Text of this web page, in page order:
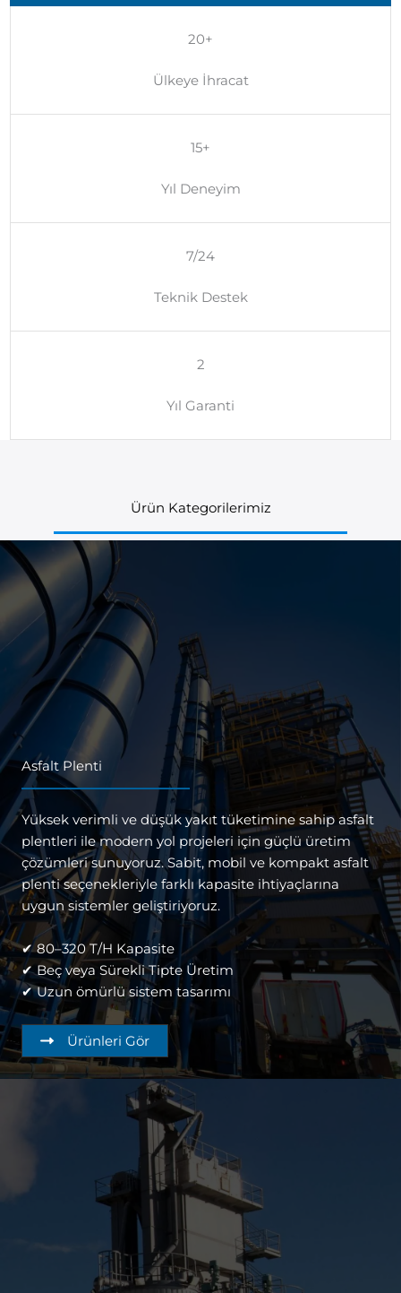
20+
Ülkeye İhracat
15+
Yıl Deneyim
7/24
Teknik Destek
2
Yıl Garanti
Ürün Kategorilerimiz
Asfalt Plenti
Yüksek verimli ve düşük yakıt tüketimine sahip asfalt
plentleri ile modern yol projeleri için güçlü üretim
çözümleri sunuyoruz. Sabit, mobil ve kompakt asfalt
plenti seçenekleriyle farklı kapasite ihtiyaçlarına
uygun sistemler geliştiriyoruz.
✔ 80–320 T/H Kapasite
✔ Beç veya Sürekli Tipte Üretim
✔ Uzun ömürlü sistem tasarımı
Ürünleri Gör